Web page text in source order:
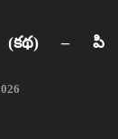
(కథ) – పి